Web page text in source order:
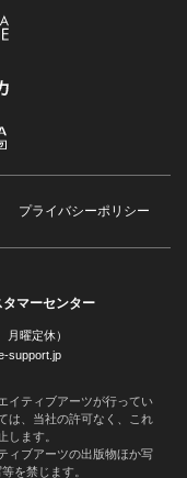
プライバシーポリシー
マーセンター
曜定休）
support.jp
イティブアーツが行ってい
は、当社の許可なく、これ
します。
ィブアーツの出版物ほか写
を禁じます。